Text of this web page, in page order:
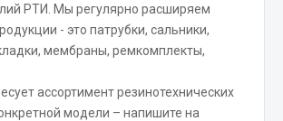
РТИ. Мы регулярно расширяем
- это патрубки, сальники,
мембраны, ремкомплекты,
ассортимент резинотехнических
модели – напишите на